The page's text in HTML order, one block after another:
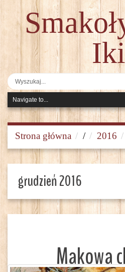
Iki
Strona główna / 2016
grudzień 2016
Makowa